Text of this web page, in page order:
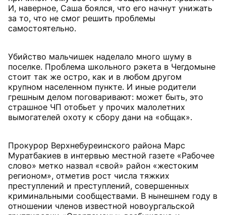
И, наверное, Саша боялся, что его начнут унижать
за то, что не смог решить проблемы
самостоятельно.
Убийство мальчишек наделало много шуму в
поселке. Проблема школьного рэкета в Чегдомыне
стоит так же остро, как и в любом другом
крупном населенном пункте. И иные родители
грешным делом поговаривают: может быть, это
страшное ЧП отобьет у прочих малолетних
вымогателей охоту к сбору дани на «общак».
Прокурор Верхнебуреинского района Марс
Муратбакиев в интервью местной газете «Рабочее
слово» метко назвал «свой» район «жестоким
регионом», отметив рост числа тяжких
преступлений и преступлений, совершенных
криминальными сообществами. В нынешнем году в
отношении членов известной новоургальской